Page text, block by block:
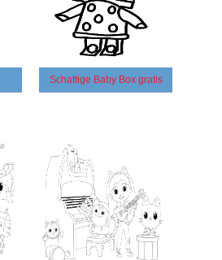
Schattige Baby Box gratis